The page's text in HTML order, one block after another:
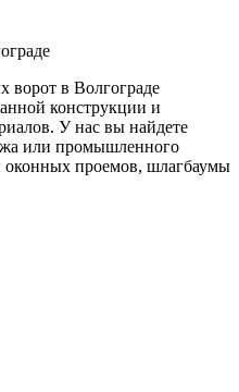
ворот в Волгограде
конструкции и
У нас вы найдете
или промышленного
оконных проемов, шлагбаумы